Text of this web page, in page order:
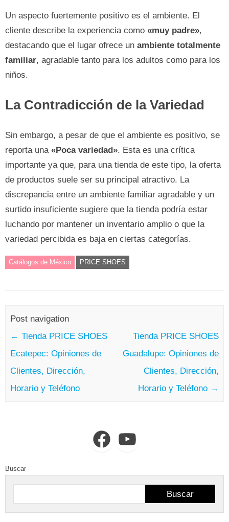
Un aspecto fuertemente positivo es el ambiente. El
cliente describe la experiencia como «muy padre»,
destacando que el lugar ofrece un ambiente totalmente
familiar, agradable tanto para los adultos como para los
niños.
La Contradicción de la Variedad
Sin embargo, a pesar de que el ambiente es positivo, se
reporta una «Poca variedad». Esta es una crítica
importante ya que, para una tienda de este tipo, la oferta
de productos suele ser su principal atractivo. La
discrepancia entre un ambiente familiar agradable y un
surtido insuficiente sugiere que la tienda podría estar
luchando por mantener un inventario amplio o que la
variedad percibida es baja en ciertas categorías.
Catálogos de México PRICE SHOES
Post navigation
← Tienda PRICE SHOES
Ecatepec: Opiniones de
Clientes, Dirección,
Horario y Teléfono
Tienda PRICE SHOES
Guadalupe: Opiniones de
Clientes, Dirección,
Horario y Teléfono →
FacebookYouTube
Buscar
Buscar